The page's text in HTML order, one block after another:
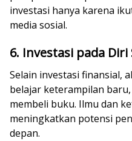
investasi hanya karena
media sosial.
6. Investasi pada Diri
Selain investasi finansial,
belajar keterampilan
membeli buku. Ilmu dan
meningkatkan potensi
depan.